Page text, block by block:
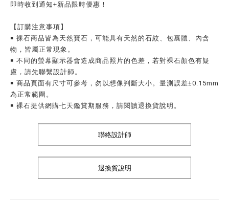
即時收到通知+新品限時優惠！
【訂購注意事項】
￭ 裸石商品皆為天然寶石，可能具有天然的石紋、包裹體、內含
物，皆屬正常現象。
￭ 不同的螢幕顯示器會造成商品照片的色差，若對裸石顏色有疑
慮，請先聯繫設計師。
￭ 商品頁面有尺寸可參考，勿以想像判斷大小。量測誤差±0.15mm
為正常範圍。
￭ 裸石提供網購七天鑑賞期服務，請閱讀退換貨說明。
聯絡設計師
退換貨說明